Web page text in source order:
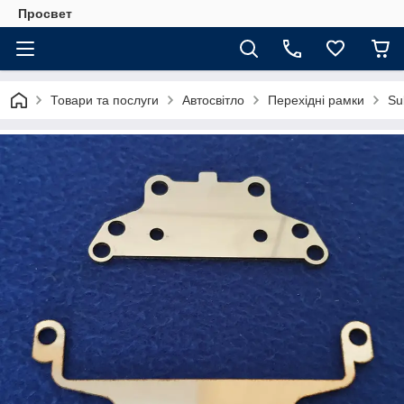
Просвет
Товари та послуги Автосвітло Перехідні рамки